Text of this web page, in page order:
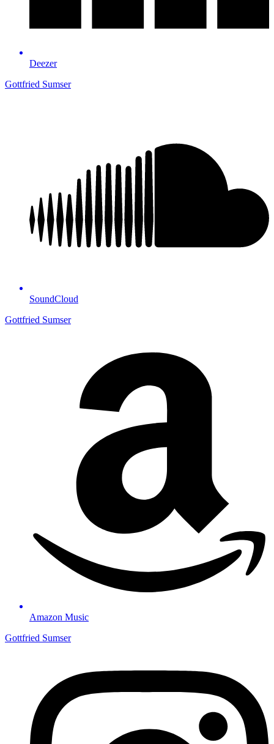
Deezer
Gottfried Sumser
Sound­Cloud
Gottfried Sumser
Amazon Music
Gottfried Sumser